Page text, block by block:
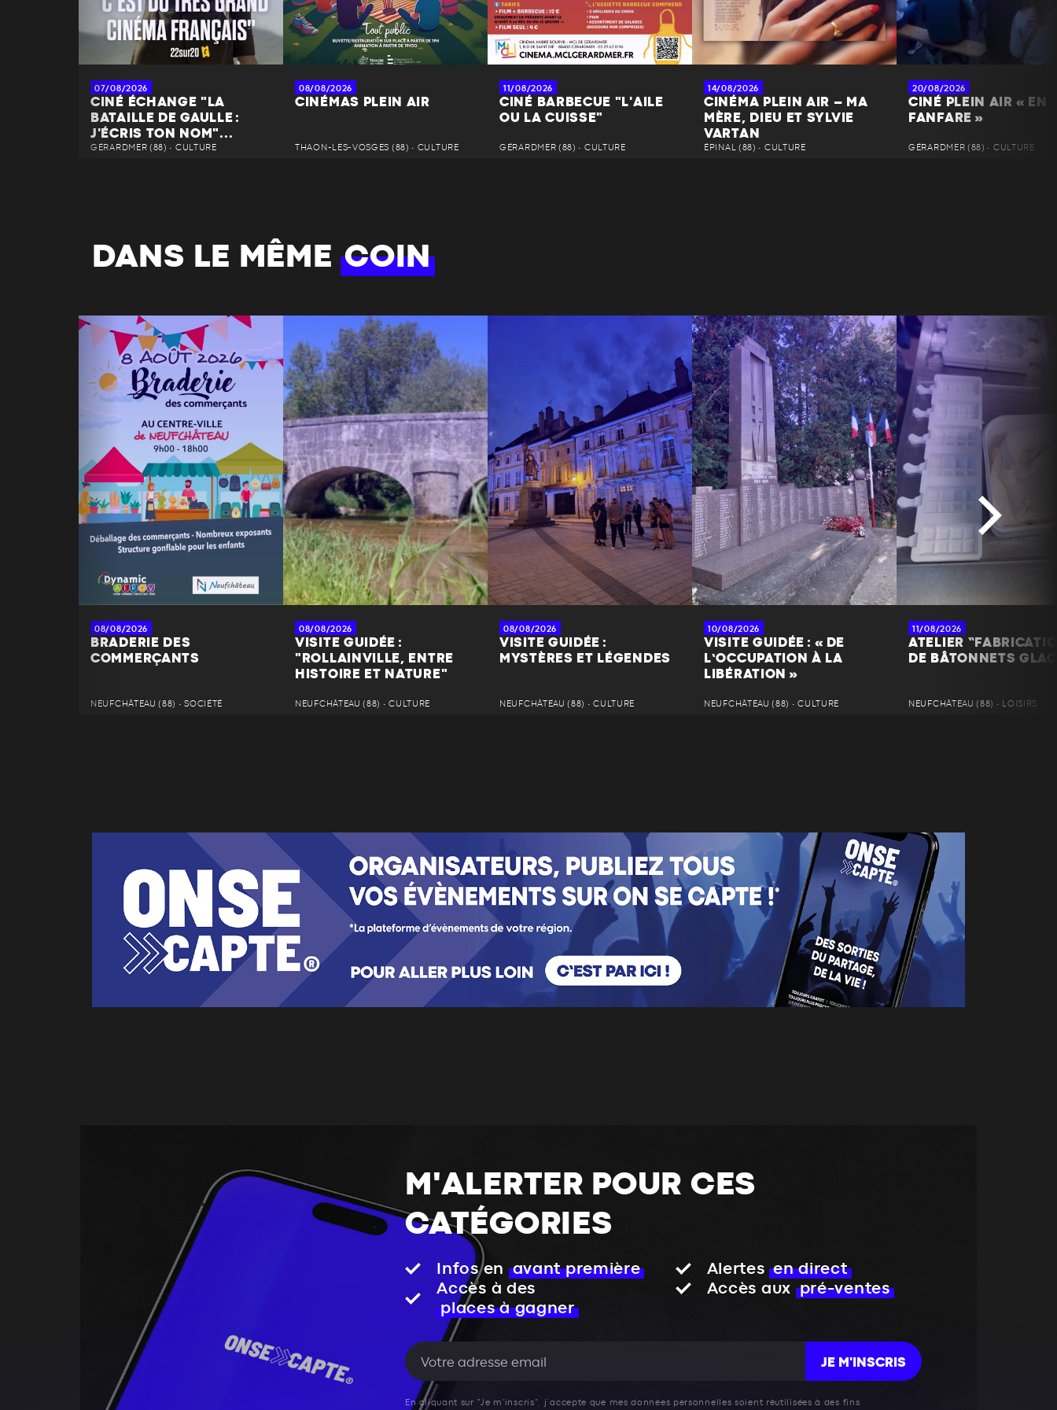
07/08/2026
CINÉ ÉCHANGE "LA
BATAILLE DE GAULLE :
J'ÉCRIS TON NOM"...
GÉRARDMER (88) • CULTURE
08/08/2026
CINÉMAS PLEIN AIR
THAON-LES-VOSGES (88) • CULTURE
11/08/2026
CINÉ BARBECUE "L'AILE
OU LA CUISSE"
GÉRARDMER (88) • CULTURE
14/08/2026
CINÉMA PLEIN AIR – MA
MÈRE, DIEU ET SYLVIE
VARTAN
ÉPINAL (88) • CULTURE
20/08/2026
CINÉ PLEIN AIR « EN
FANFARE »
GÉRARDMER (88) • CULTURE
DANS LE MÊMECOIN
08/08/2026
BRADERIE DES
COMMERÇANTS
NEUFCHÂTEAU (88) • SOCIÉTÉ
08/08/2026
VISITE GUIDÉE :
"ROLLAINVILLE, ENTRE
HISTOIRE ET NATURE"
NEUFCHÂTEAU (88) • CULTURE
08/08/2026
VISITE GUIDÉE :
MYSTÈRES ET LÉGENDES
NEUFCHÂTEAU (88) • CULTURE
10/08/2026
VISITE GUIDÉE : « DE
L’OCCUPATION À LA
LIBÉRATION »
NEUFCHÂTEAU (88) • CULTURE
11/08/2026
ATELIER
DE BÂTONNETS
NEUFCHÂTEAU (88) • LOISIRS
M'ALERTER POUR CES
CATÉGORIES
Infos en avant première Alertes en direct
Accès à des
places à gagner
Accès aux pré-ventes
JE M'INSCRIS
En cliquant sur "Je m'inscris", j’accepte que mes données personnelles soient réutilisées à des fins